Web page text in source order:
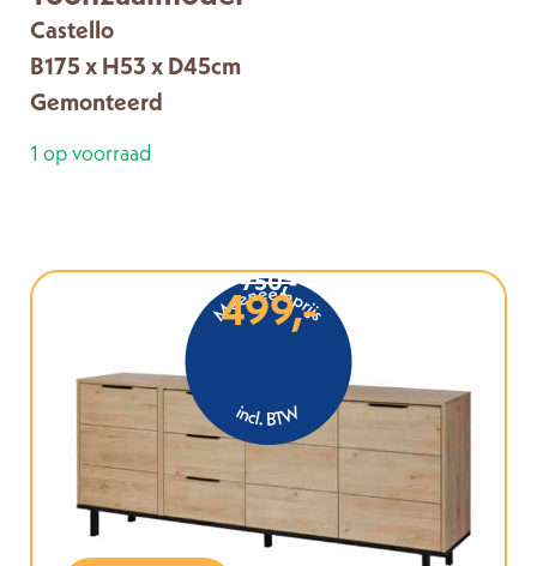
Castello
B175 x H53 x D45cm
Gemonteerd
1 op voorraad
750,-
499,-